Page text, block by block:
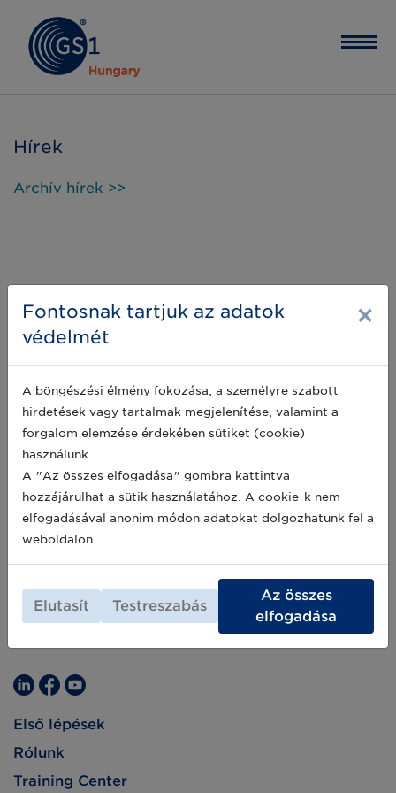
Hírek
Archív hírek >>
Első lépések
Rólunk
Training Center
Fontosnak tartjuk az adatok
védelmét
×
A böngészési élmény fokozása, a személyre szabott
hirdetések vagy tartalmak megjelenítése, valamint a
forgalom elemzése érdekében sütiket (cookie)
használunk.
A "Az összes elfogadása" gombra kattintva
hozzájárulhat a sütik használatához. A cookie-k nem
elfogadásával anonim módon adatokat dolgozhatunk fel a
weboldalon.
Elutasít Testreszabás
Az összes
elfogadása